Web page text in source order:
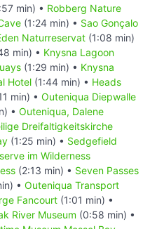
min) • Robberg Nature
(1:24 min) • Sao Gonçalo
Naturreservat (1:08 min)
min) • Knysna Lagoon
(1:29 min) • Knysna
Hotel (1:44 min) • Heads
min) • Outeniqua Diepwalle
• Outeniqua, Dalene
Dreifaltigkeitskirche
(1:25 min) • Sedgefield
im Wilderness
(2:13 min) • Seven Passes
• Outeniqua Transport
Fancourt (1:01 min) •
River Museum (0:58 min) •